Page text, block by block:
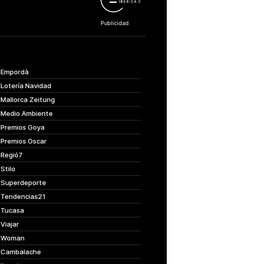
Empordà
Lotería Navidad
Mallorca Zeitung
Medio Ambiente
Premios Goya
Premios Oscar
Regió7
Stilo
Superdeporte
Tendencias21
Tucasa
Viajar
Woman
Cambalache